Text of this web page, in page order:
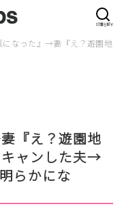
になった』→妻『え？遊園地
『え？遊園地
ャンした夫→
らかにな